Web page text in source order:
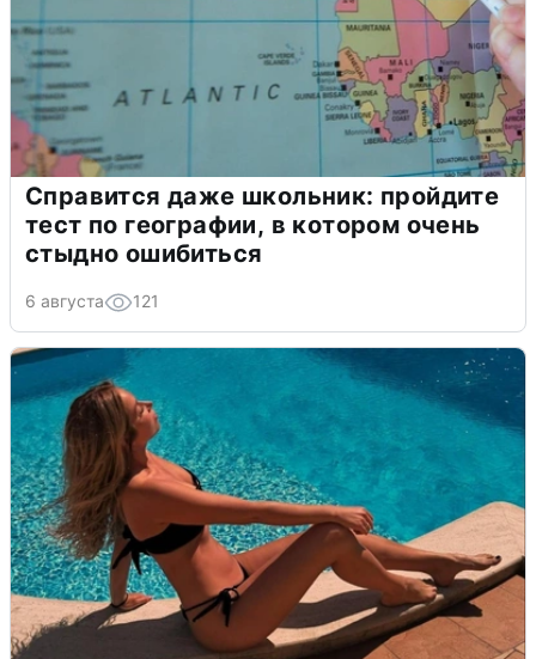
Справится даже школьник: пройдите
тест по географии, в котором очень
стыдно ошибиться
6 августа 121